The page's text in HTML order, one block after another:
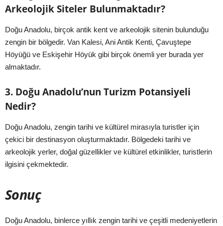
Arkeolojik Siteler Bulunmaktadır?
Doğu Anadolu, birçok antik kent ve arkeolojik sitenin bulunduğu
zengin bir bölgedir. Van Kalesi, Ani Antik Kenti, Çavuştepe
Höyüğü ve Eskişehir Höyük gibi birçok önemli yer burada yer
almaktadır.
3. Doğu Anadolu’nun Turizm Potansiyeli
Nedir?
Doğu Anadolu, zengin tarihi ve kültürel mirasıyla turistler için
çekici bir destinasyon oluşturmaktadır. Bölgedeki tarihi ve
arkeolojik yerler, doğal güzellikler ve kültürel etkinlikler, turistlerin
ilgisini çekmektedir.
Sonuç
Doğu Anadolu, binlerce yıllık zengin tarihi ve çeşitli medeniyetlerin